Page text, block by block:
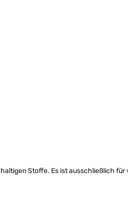
Stoffe. Es ist ausschließlich